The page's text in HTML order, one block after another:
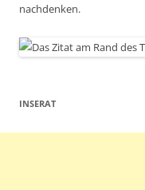
nachdenken.
INSERAT